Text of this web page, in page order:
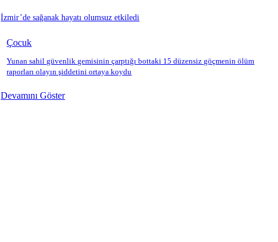
Çocuk
Yunan sahil güvenlik gemisinin çarptığı bottaki 15 düzensiz göçmenin ölüm
raporları olayın şiddetini ortaya koydu
İzmir’de sağanak hayatı olumsuz etkiledi
Devamını Göster